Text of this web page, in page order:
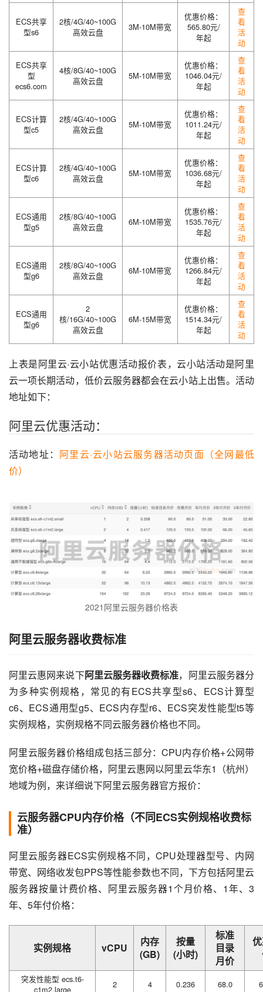
ECS共享
型s6
2核/4G/40~100G
高效云盘
3M-10M带宽
优惠价格：
565.80元/
年起
查
看
活
动
ECS共享
型
ecs6.com
4核/8G/40~100G
高效云盘
5M-10M带宽
优惠价格：
1046.04元/
年起
查
看
活
动
ECS计算
型c5
2核/4G/40~100G
高效云盘
5M-10M带宽
优惠价格：
1011.24元/
年起
查
看
活
动
ECS计算
型c6
2核/4G/40~100G
高效云盘
5M-10M带宽
优惠价格：
1036.68元/
年起
查
看
活
动
ECS通用
型g5
2核/8G/40~100G
高效云盘
6M-10M带宽
优惠价格：
1535.76元/
年起
查
看
活
动
ECS通用
型g6
2核/8G/40~100G
高效云盘
6M-10M带宽
优惠价格：
1266.84元/
年起
查
看
活
动
ECS通用
型g6
2
核/16G/40~100G
高效云盘
6M-15M带宽
优惠价格：
1514.34元/
年起
查
看
活
动
上表是阿里云·云小站优惠活动报价表，云小站活动是阿里
云一项长期活动，低价云服务器都会在云小站上出售。活动
地址如下：
阿里云优惠活动：
活动地址： 阿里云·云小站云服务器活动页面（全网最低
价）
2021阿里云服务器价格表
阿里云服务器收费标准
阿里云惠网来说下阿里云服务器收费标准，阿里云服务器分
为多种实例规格，常见的有ECS共享型s6、ECS计算型
c6、ECS通用型g5、ECS内存型r6、ECS突发性能型t5等
实例规格，实例规格不同云服务器价格也不同。
阿里云服务器价格组成包括三部分：CPU内存价格+公网带
宽价格+磁盘存储价格，阿里云惠网以阿里云华东1（杭州）
地域为例，来详细说下阿里云服务器官方报价：
云服务器CPU内存价格（不同ECS实例规格收费标
准）
阿里云服务器ECS实例规格不同，CPU处理器型号、内网
带宽、网络收发包PPS等性能参数也不同，下方包括阿里云
服务器按量计费价格、阿里云服务器1个月价格、1年、3
年、5年付价格：
实例规格 vCPU
内存
(GB)
按量
(小时)
标准
目录
月价
突发性能型 ecs.t6-
c1m2.large
2 4 0.236 68.0